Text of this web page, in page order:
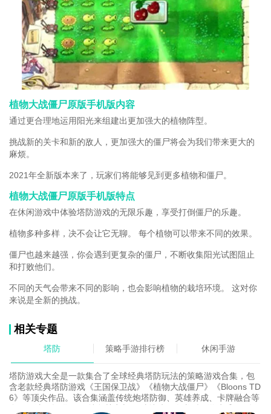
植物大战僵尸原版手机版内容
通过更合理地运用阳光来组建出更加强大的植物阵型。
挑战新的关卡和新的敌人，更加强大的僵尸将会为我们带来更大的
麻烦。
2021年全新版本来了，玩家们将能够见到更多植物和僵尸。
植物大战僵尸原版手机版特点
在休闲游戏中体验塔防游戏的无限乐趣，享受打倒僵尸的乐趣。
植物多种多样，决不会让它无聊。 每个植物可以带来不同的效果。
僵尸也越来越强，你会遇到更复杂的僵尸，不断收集阳光试图阻止
和打败他们。
不同的天气会带来不同的影响，也会影响植物的栽培环境。 这对你
来说是全新的挑战。
相关专题
塔防 策略手游排行榜 休闲手游
塔防游戏大全是一款集合了全球经典塔防玩法的策略游戏合集，包
含老款经典塔防游戏《王国保卫战》《植物大战僵尸》《Bloons TD
6》等顶尖作品。该合集涵盖传统炮塔防御、英雄养成、卡牌融合等